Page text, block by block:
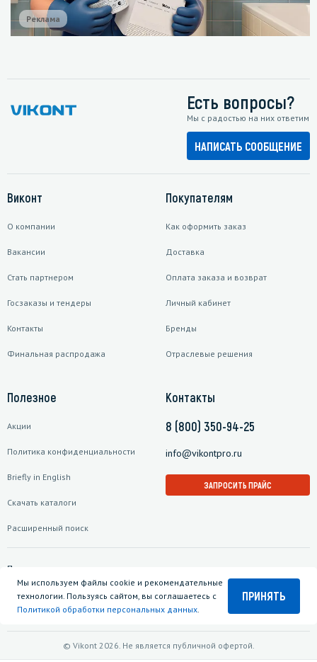
Реклама
Есть вопросы?
Мы с радостью на них ответим
НАПИСАТЬ СООБЩЕНИЕ
Виконт
О компании
Вакансии
Стать партнером
Госзаказы и тендеры
Контакты
Финальная распродажа
Покупателям
Как оформить заказ
Доставка
Оплата заказа и возврат
Личный кабинет
Бренды
Отраслевые решения
Полезное
Акции
Политика конфиденциальности
Briefly in English
Скачать каталоги
Расширенный поиск
Контакты
8 (800) 350-94-25
info@vikontpro.ru
ЗАПРОСИТЬ ПРАЙС
© Vikont 2026. Не является публичной офертой.
Подписаться на рассылку
Мы используем файлы cookie и рекомендательные
технологии. Пользуясь сайтом, вы соглашаетесь с
Политикой обработки персональных данных.
ПРИНЯТЬ